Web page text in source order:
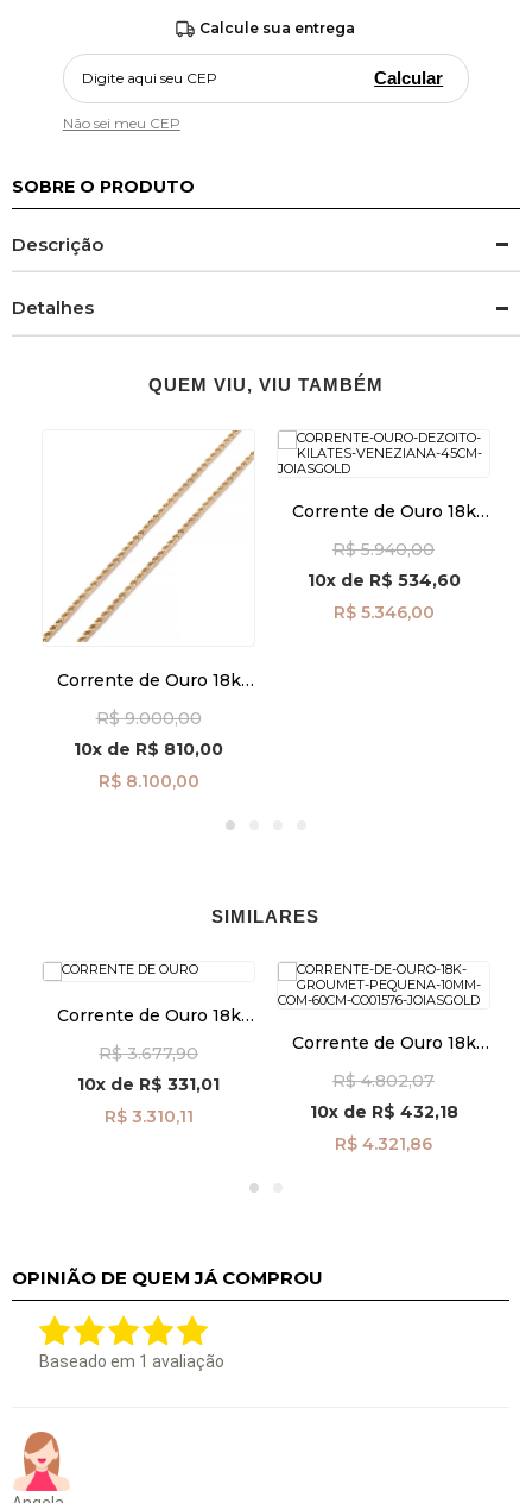
Calcule sua entrega
Calcular
Não sei meu CEP
SOBRE O PRODUTO
Descrição
Detalhes
QUEM VIU, VIU TAMBÉM
Corrente de Ouro 18k
45cm co04967
R$ 9.000,00
10x de R$ 810,00
R$ 8.100,00
Corrente de Ouro 18k
40cm co04308
R$ 5.940,00
10xde R$ 534,60
R$ 5.346,00
SIMILARES
Corrente de Ouro 18k
1,0mm com 45cm
CO01572
R$ 3.677,90
10x de R$ 331,01
R$ 3.310,11
Corrente de Ouro 18k
1,0mm com 60cm
CO01576
R$ 4.802,07
10xde R$ 432,18
R$ 4.321,86
OPINIÃO DE QUEM JÁ COMPROU
Baseado em 1 avaliação